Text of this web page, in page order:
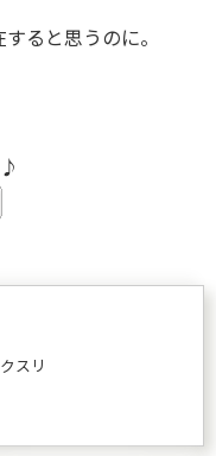
ると思うのに。
スリ